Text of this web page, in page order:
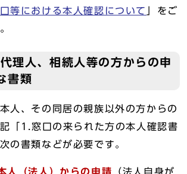
等における本人確認について
」をご
理人、相続人等の方からの申
書類
人、その同居の親族以外の方からの
「1.窓口の来られた方の本人確認書
の書類などが必要です。
人（法人）からの申請 （法人自身が